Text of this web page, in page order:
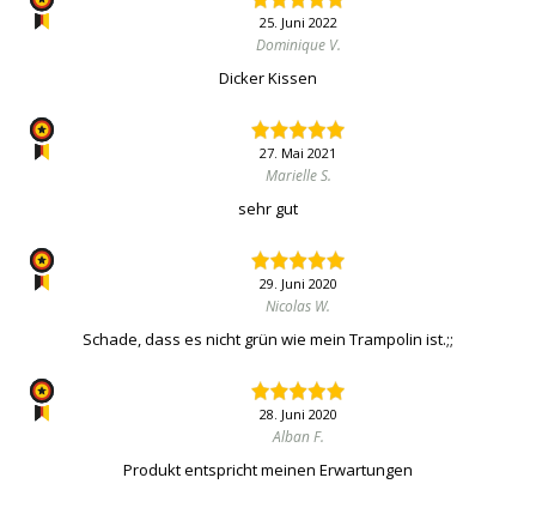
25. Juni 2022
Dominique V.
Dicker Kissen
27. Mai 2021
Marielle S.
sehr gut
29. Juni 2020
Nicolas W.
Schade, dass es nicht grün wie mein Trampolin ist.;;
28. Juni 2020
Alban F.
Produkt entspricht meinen Erwartungen